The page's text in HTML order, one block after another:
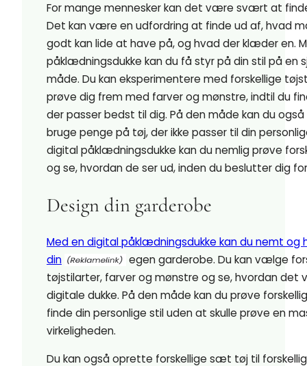
For mange mennesker kan det være svært at
Det kan være en udfordring at finde ud af, hvad
godt kan lide at have på, og hvad der klæder en.
påklædningsdukke kan du få styr på din stil på en
måde. Du kan eksperimentere med forskellige
prøve dig frem med farver og mønstre, indtil du
der passer bedst til dig. På den måde kan du
bruge penge på tøj, der ikke passer til din
digital påklædningsdukke kan du nemlig prøve
og se, hvordan de ser ud, inden du beslutter dig
Design din garderobe
Med en digital påklædningsdukke kan du nemt og
din
egen garderobe. Du kan vælge
tøjstilarter, farver og mønstre og se, hvordan det
digitale dukke. På den måde kan du prøve
finde din personlige stil uden at skulle prøve en
virkeligheden.
Du kan også oprette forskellige sæt tøj til